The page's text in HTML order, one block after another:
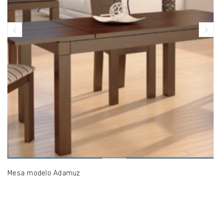
Mesa modelo Adamuz